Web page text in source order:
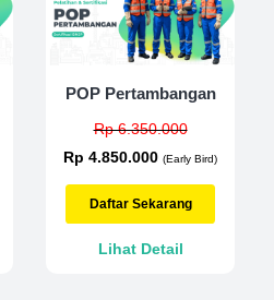
POP Pertambangan
Rp 6.350.000
Rp 4.850.000 (Early Bird)
Daftar Sekarang
Lihat Detail